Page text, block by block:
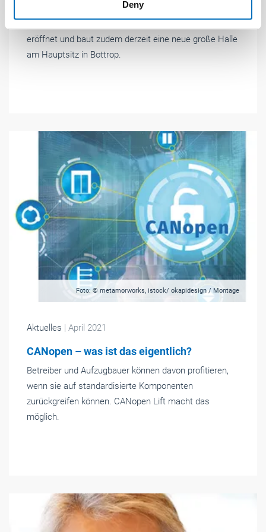
Weitere Informationen:Impressum Datenschutz
Deny
Das mittelständische Aufzugsunternehmen
Niggemeier & Leurs hat einen zweiten Standort in Köln
eröffnet und baut zudem derzeit eine neue große Halle
am Hauptsitz in Bottrop.
Foto: © metamorworks, istock/ okapidesign / Montage
Aktuelles | April 2021
CANopen – was ist das eigentlich?
Betreiber und Aufzugbauer können davon profitieren,
wenn sie auf standardisierte Komponenten
zurückgreifen können. CANopen Lift macht das
möglich.